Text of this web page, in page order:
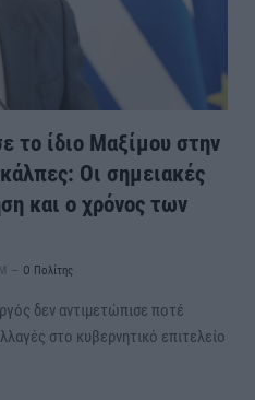
το ίδιο Μαξίμου στην
Οι σημειακές
και ο χρόνος των
Ο Πολίτης
δεν αντιμετώπισε ποτέ
στο κυβερνητικό επιτελείο